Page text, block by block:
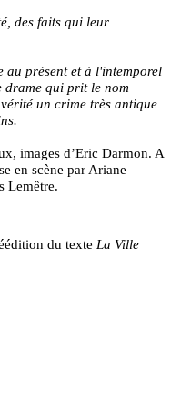
des faits qui leur
au présent et à l'intemporel
drame qui prit le nom
un crime très antique
images d’Eric Darmon. A
en scène par Ariane
Lemêtre.
du texte La Ville